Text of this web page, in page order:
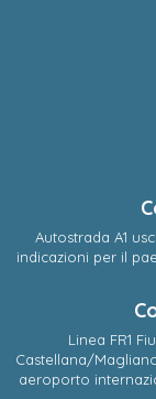
Autostrada A1
indicazioni per il
Linea FR1
Castellana/
aeroporto